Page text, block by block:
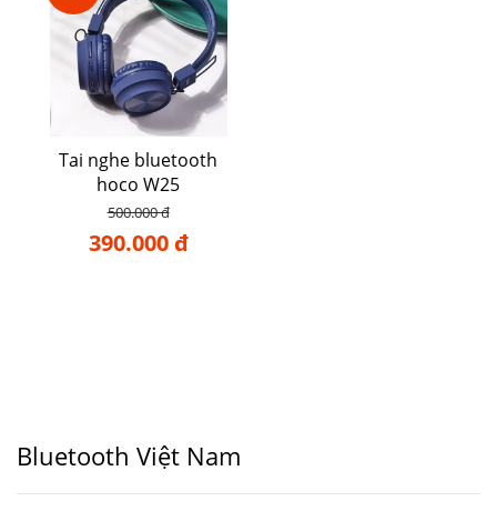
Tai nghe bluetooth
hoco W25
500.000 đ
390.000 đ
Bluetooth Việt Nam